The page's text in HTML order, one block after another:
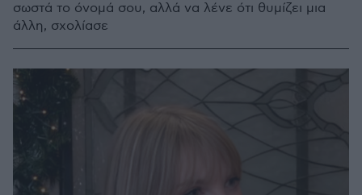
σωστά το όνομά σου, αλλά να λένε ότι θυμίζει μια
άλλη, σχολίασε